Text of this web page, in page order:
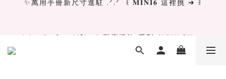
[ 𝙇𝙖 𝘿𝙤𝙡𝙘𝙚 𝙑𝙞𝙩𝙖 ] 甜蜜慢旅 系列 𝙉𝙀𝙒 𝙄𝙉 →